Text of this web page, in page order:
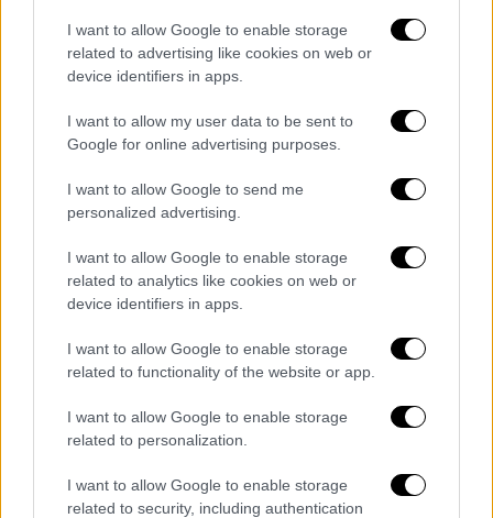
I want to allow Google to enable storage
related to advertising like cookies on web or
device identifiers in apps.
I want to allow my user data to be sent to
Google for online advertising purposes.
I want to allow Google to send me
personalized advertising.
I want to allow Google to enable storage
related to analytics like cookies on web or
device identifiers in apps.
I want to allow Google to enable storage
related to functionality of the website or app.
I want to allow Google to enable storage
related to personalization.
I want to allow Google to enable storage
related to security, including authentication
Τον Μάρτιο, με αφορμή αγώνα μπέιζμπολ,
είχε κάνει άλλη μια παρόμοια αναφορά.
Γίνονται ωραία πράγματα στη Βενεζουέλα
τώρα τελευταία (…) 51η πολιτεία, κανείς;
Η υπηρεσιακή πρόεδρος Ροδρίγκες
αρνήθηκε πως υπάρχει τέτοια πιθανότητα
προχθές Δευτέρα, λέγοντας πως «δεν θα το
ανεξαρτησία μας, τους ήρωες και τις